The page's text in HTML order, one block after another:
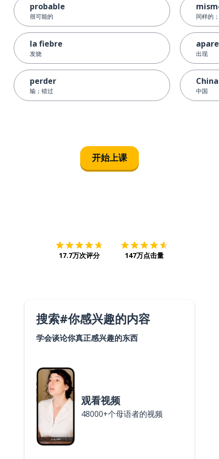
probable
很可能的
la fiebre
发烧
perder
输；错过
同样的
出现
China
中国
开始上课
17.7万次评分 147万点击量
搜索#你感兴趣的内容
学会谈论你真正感兴趣的东西
观看视频
48000+个母语者的视频